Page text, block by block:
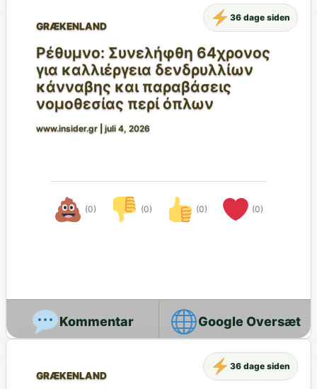
GRÆKENLAND
Ρέθυμνο: Συνελήφθη 64χρονος
για καλλιέργεια δενδρυλλίων
κάνναβης και παραβάσεις
νομοθεσίας περί όπλων
www.insider.gr juli 4, 2026
(0) (0) (0) (0)
36 dage siden
Google Oversæt
GRÆKENLAND
36 dage siden